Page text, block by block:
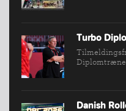
BREDDEPULJE
NYHEDER
FIND
Turbo
Danish